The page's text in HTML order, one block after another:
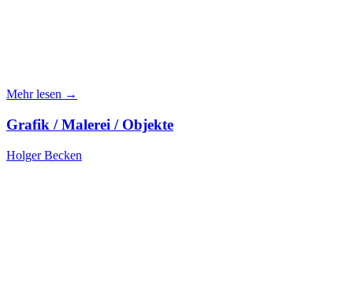
Mehr lesen →
Grafik / Malerei / Objekte
Holger Becken